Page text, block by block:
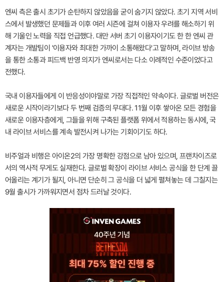
엔씨 측은 출시 초기가 순탄하지 않았음을 굳이 숨기지 않았다. 초기 지역 서비
스에서 발생했던 문제들과 이후 여러 시즌에 걸쳐 이용자 우려를 해소하기 위
해 기울인 노력을 직접 언급했다. 대만 서버 초기 이용자이기도 한 한 엔씨 관
계자는 개발팀이 '이용자와 최대한 가까이 소통해왔다'고 말하며, 라이브 방송
을 통한 소통과 피드백 반영 의지가 엔씨로서는 다소 이례적인 수준이었다고
전했다.
국내 이용자들에게 이 반응성이야말로 가장 직접적인 약속이다. 글로벌 버전은
새로운 시작이라기보다 두 번째 검증의 무대다. 11월 이후 쌓아온 모든 경험을
새로운 이용자층에게, 그들을 위해 구축된 플랫폼 위에서 적용하는 동시에, 국
내 라이브 서비스를 계속 발전시켜 나가는 기회이기도 하다.
비주얼과 비행은 아이온2의 가장 명확한 강점으로 남아 있으며, 프랜차이즈로
서의 역사적 무게도 실재한다. 글로벌 확장이 라이브 서비스 공식을 한 단계 끌
어올리는 계기가 될지, 아니면 단순히 그 공식을 더 넓게 펼쳐놓는 데 그칠지는
9월 출시가 가까워지면서 점차 드러날 것이다.